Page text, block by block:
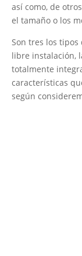
así como, de
el tamaño o los
Son tres los tipos
libre instalación,
totalmente
características
según